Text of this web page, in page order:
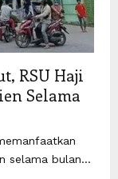
RSU Haji
Selama
selama bulan...